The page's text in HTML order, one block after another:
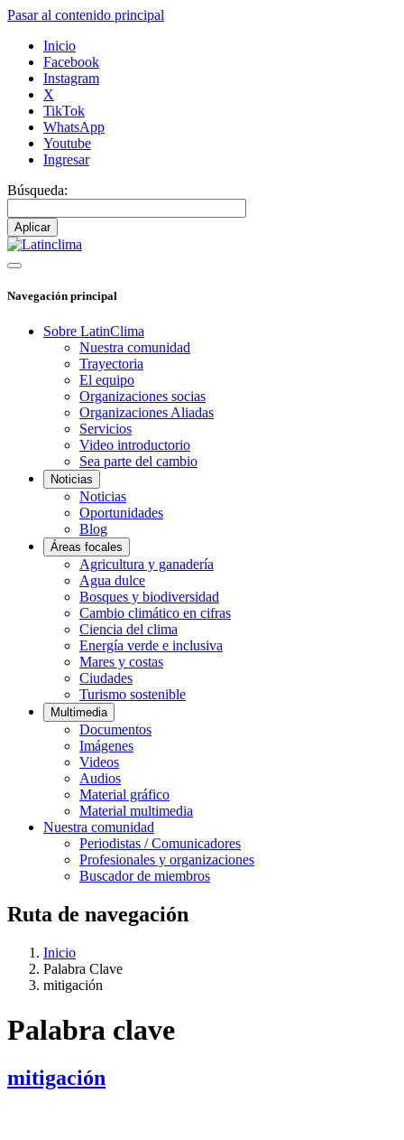
Pasar al contenido principal
Inicio
Facebook
Instagram
X
TikTok
WhatsApp
Youtube
Ingresar
Búsqueda:
Navegación principal
Sobre LatinClima
Nuestra comunidad
Trayectoria
El equipo
Organizaciones socias
Organizaciones Aliadas
Servicios
Video introductorio
Sea parte del cambio
Noticias
Noticias
Oportunidades
Blog
Áreas focales
Agricultura y ganadería
Agua dulce
Bosques y biodiversidad
Cambio climático en cifras
Ciencia del clima
Energía verde e inclusiva
Mares y costas
Ciudades
Turismo sostenible
Multimedia
Documentos
Imágenes
Videos
Audios
Material gráfico
Material multimedia
Nuestra comunidad
Periodistas / Comunicadores
Profesionales y organizaciones
Buscador de miembros
Ruta de navegación
Inicio
Palabra Clave
mitigación
Palabra clave
mitigación